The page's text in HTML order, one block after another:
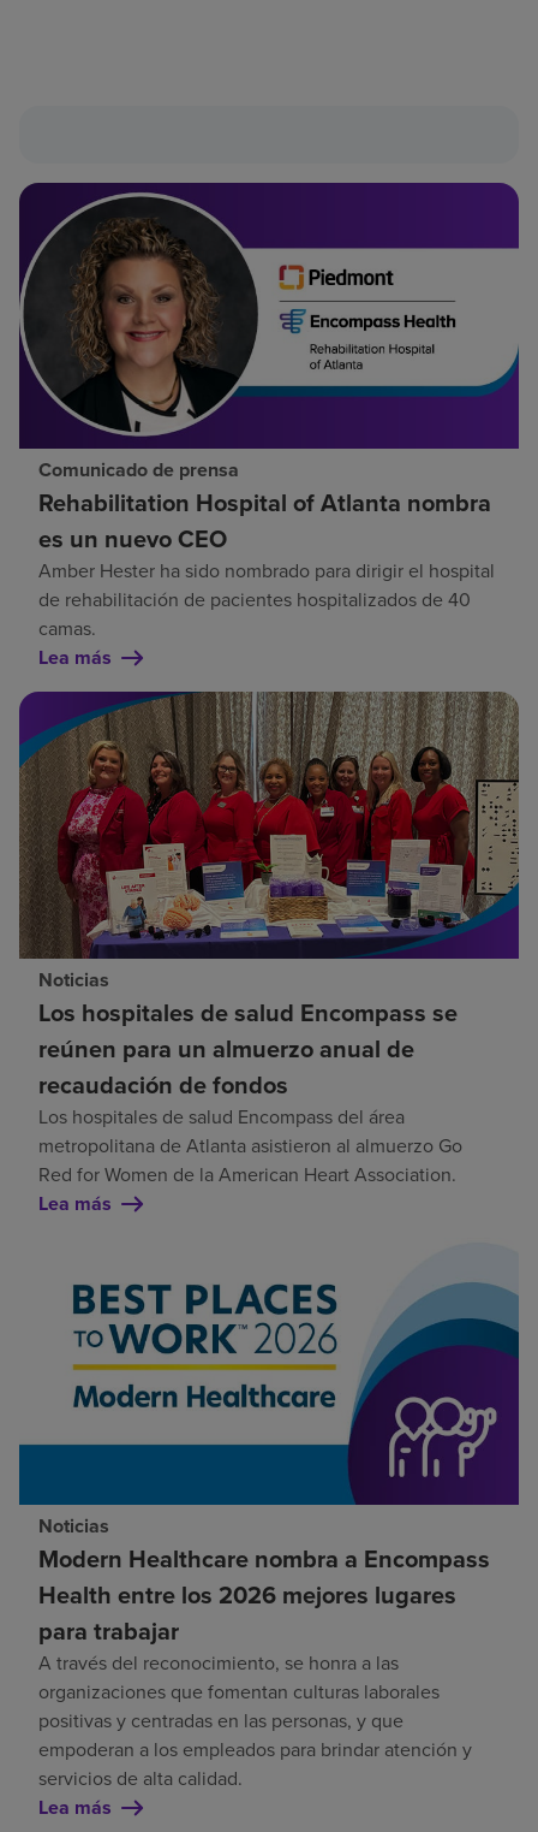
Comunicado de prensa
Rehabilitation Hospital of Atlanta nombra
es un nuevo CEO
Amber Hester ha sido nombrado para dirigir el hospital
de rehabilitación de pacientes hospitalizados de 40
camas.
Lea más
Noticias
Los hospitales de salud Encompass se
reúnen para un almuerzo anual de
recaudación de fondos
Los hospitales de salud Encompass del área
metropolitana de Atlanta asistieron al almuerzo Go
Red for Women de la American Heart Association.
Lea más
Noticias
Modern Healthcare nombra a Encompass
Health entre los 2026 mejores lugares
para trabajar
A través del reconocimiento, se honra a las
organizaciones que fomentan culturas laborales
positivas y centradas en las personas, y que
empoderan a los empleados para brindar atención y
servicios de alta calidad.
Lea más